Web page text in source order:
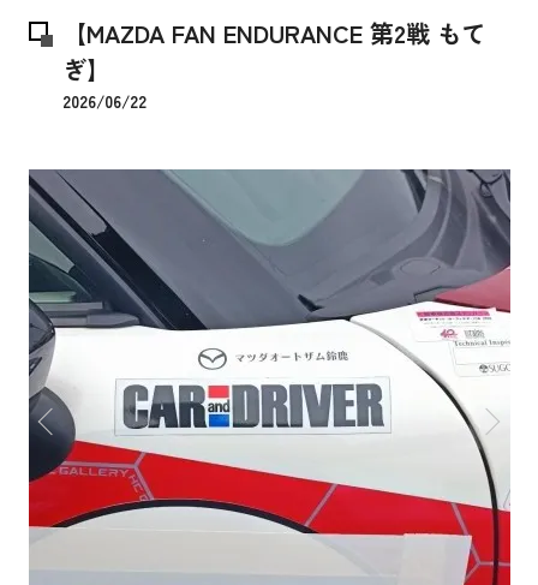
【MAZDA FAN ENDURANCE 第2戦 もて
ぎ】
2026/06/22